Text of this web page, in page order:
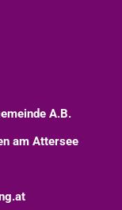
A.B.
am Attersee